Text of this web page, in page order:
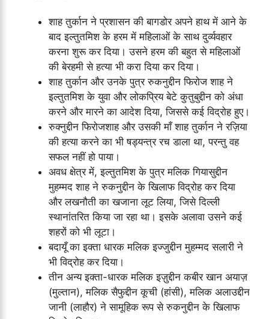
शाह तुर्कान ने प्रशासन की बागडोर अपने हाथ में आने के
बाद इल्तुतमिश के हरम में महिलाओं के साथ दुर्व्यवहार
करना शुरू कर दिया। उसने हरम की बहुत से महिलाओं
की बेरहमी से हत्या भी करा दिया कर दिया।
शाह तुर्कान और उनके पुत्र रुकनुद्दीन फिरोज शाह ने
इल्तुतमिश के युवा और लोकप्रिय बेटे कुतुबुद्दीन को अंधा
करने और मारने का आदेश दिया, जिससे कई विद्रोह हुए।
रुक्नुद्दीन फिरोजशाह और उसकी माँ शाह तुर्कान ने रज़िया
की हत्या करने का भी षड्यन्त्र रच डाला था, परन्तु वह
सफल नहीं हो पाया।
अवध क्षेत्र में, इल्तुतमिश के पुत्र मलिक गियासुद्दीन
मुहम्मद शाह ने रुकनुद्दीन के खिलाफ विद्रोह कर दिया
और लखनौती का खजाना लूट लिया, जिसे दिल्ली
स्थानांतरित किया जा रहा था। इसके अलावा उसने कई
शहरों को भी लूटा।
बदायूँ का इक्ता धारक मलिक इज्जुद्दीन मुहम्मद सलारी ने
भी विद्रोह कर दिया।
तीन अन्य इक्ता-धारक मलिक इज़ुद्दीन कबीर खान अयाज़
(मुल्तान), मलिक सैफुद्दीन कूची (हांसी), मलिक अलाउद्दीन
जानी (लाहौर) ने सामूहिक रूप से रुकनुद्दीन के खिलाफ